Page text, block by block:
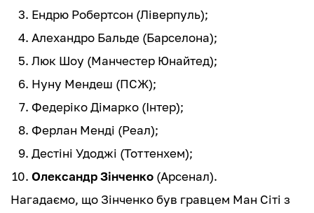
Ендрю Робертсон (Ліверпуль);
Алехандро Бальде (Барселона);
Люк Шоу (Манчестер Юнайтед);
Нуну Мендеш (ПСЖ);
Федеріко Дімарко (Інтер);
Ферлан Менді (Реал);
Дестіні Удоджі (Тоттенхем);
Олександр Зінченко (Арсенал).
Нагадаємо, що Зінченко був гравцем Ман Сіті з